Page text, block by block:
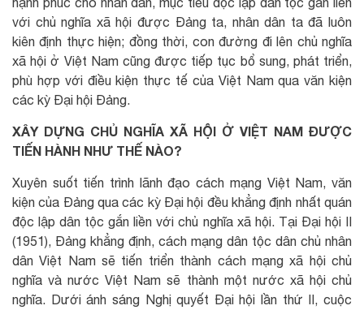
với chủ nghĩa xã hội được Đảng ta, nhân dân ta đã luôn
kiên định thực hiện; đồng thời, con đường đi lên chủ nghĩa
xã hội ở Việt Nam cũng được tiếp tục bổ sung, phát triển,
phù hợp với điều kiện thực tế của Việt Nam qua văn kiện
các kỳ Đại hội Đảng.
XÂY DỰNG CHỦ NGHĨA XÃ HỘI Ở VIỆT NAM ĐƯỢC
TIẾN HÀNH NHƯ THẾ NÀO?
Xuyên suốt tiến trình lãnh đạo cách mạng Việt Nam, văn
kiện của Đảng qua các kỳ Đại hội đều khẳng định nhất quán
độc lập dân tộc gắn liền với chủ nghĩa xã hội. Tại Đại hội II
(1951), Đảng khẳng định, cách mạng dân tộc dân chủ nhân
dân Việt Nam sẽ tiến triển thành cách mạng xã hội chủ
nghĩa và nước Việt Nam sẽ thành một nước xã hội chủ
nghĩa. Dưới ánh sáng Nghị quyết Đại hội lần thứ II, cuộc